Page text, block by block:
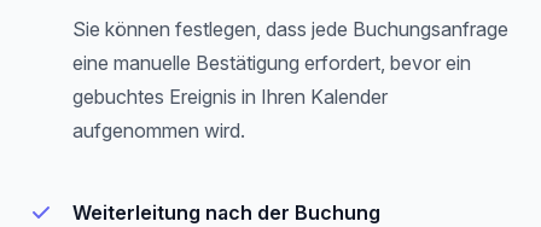
Sie können festlegen, dass jede Buchungsanfrage
eine manuelle Bestätigung erfordert, bevor ein
gebuchtes Ereignis in Ihren Kalender
aufgenommen wird.
Weiterleitung nach der Buchung